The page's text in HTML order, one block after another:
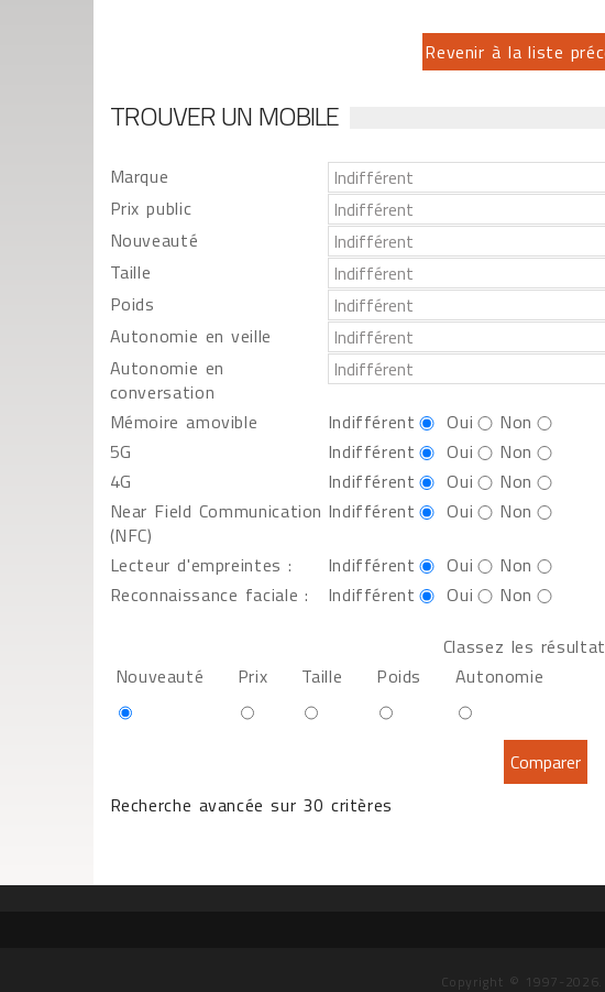
Revenir à la liste
TROUVER UN MOBILE
Marque
Prix public
Nouveauté
Taille
Poids
Autonomie en veille
Autonomie en
conversation
Mémoire amovible
Indifférent Oui
Non
5G
Indifférent Oui
Non
4G
Indifférent Oui
Non
Near Field Communication
(NFC)
Indifférent Oui Non
Lecteur d'empreintes : Indifférent Oui
Non
Reconnaissance faciale :
Indifférent Oui
Non
Classez les
Nouveauté
Prix Taille Poids Autonomie
Recherche avancée sur 30 critères
Copyright © 1997-